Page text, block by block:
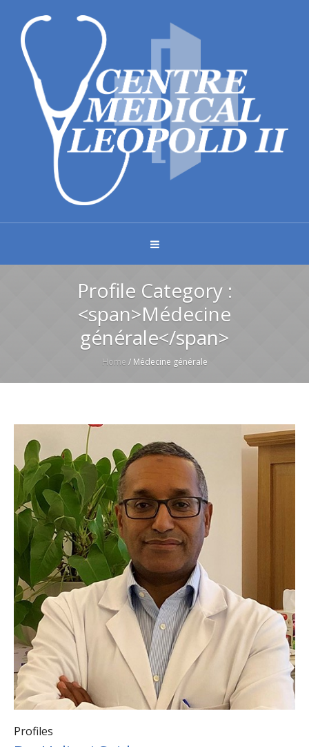
Profile Category :
<span>Médecine
générale</span>
Home / Médecine générale
Profiles